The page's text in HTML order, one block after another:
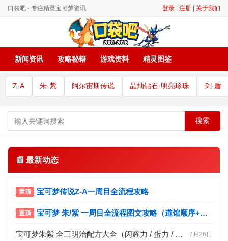
口袋吧 · 专注精灵宝可梦资讯 登录 注册 关于我们
新闻资讯 攻略秘籍 游戏资料 精灵图鉴
Z·A 朱·紫 阿尔宙斯传说 晶灿钻石·明亮珍珠 剑·盾
搜索
📰 最新动态
宝可梦传说Z-A一周目全流程攻略
宝可梦 朱/紫 一周目全流程图文攻略（道馆顺序+宝主挑战）
宝可梦朱紫 全三明治配方大全（闪耀力 / 蛋力 / 遭遇力分级 + 食材点位） 7月26日